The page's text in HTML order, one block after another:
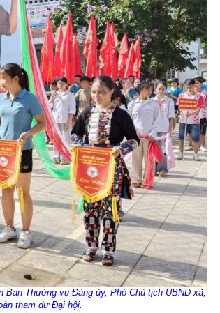
Thường vụ Đảng ủy, Phó Chủ tịch UBND xã,
tham dự Đại hội.